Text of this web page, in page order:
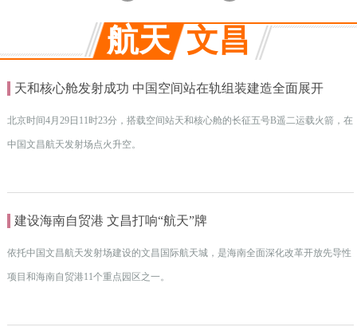
航天 文昌
天和核心舱发射成功 中国空间站在轨组装建造全面展开
北京时间4月29日11时23分，搭载空间站天和核心舱的长征五号B遥二运载火箭，在
中国文昌航天发射场点火升空。
建设海南自贸港 文昌打响“航天”牌
依托中国文昌航天发射场建设的文昌国际航天城，是海南全面深化改革开放先导性
项目和海南自贸港11个重点园区之一。